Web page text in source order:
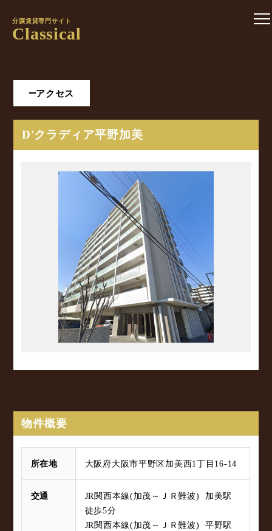
分譲賃貸専門サイト
Classical
アクセス
D'クラディア平野加美
物件概要
所在地 大阪府大阪市平野区加美西1丁目16-14
交通
JR関西本線(加茂～ＪＲ難波) 加美駅
徒歩5分
JR関西本線(加茂～ＪＲ難波) 平野駅